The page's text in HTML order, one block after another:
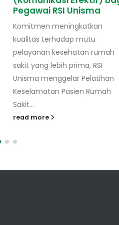
Rumah Sakit Islam Malang
Unisma) turut menjadi tim
khitan dalam event Khitanan
Massal Anak Yatim dan
Masjid Al-Wawar...
read more